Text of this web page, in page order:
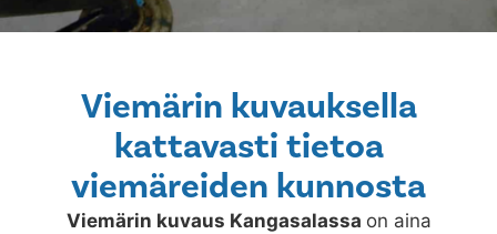
Viemärin kuvauksella
kattavasti tietoa
viemäreiden kunnosta
Viemärin kuvaus Kangasalassa on aina